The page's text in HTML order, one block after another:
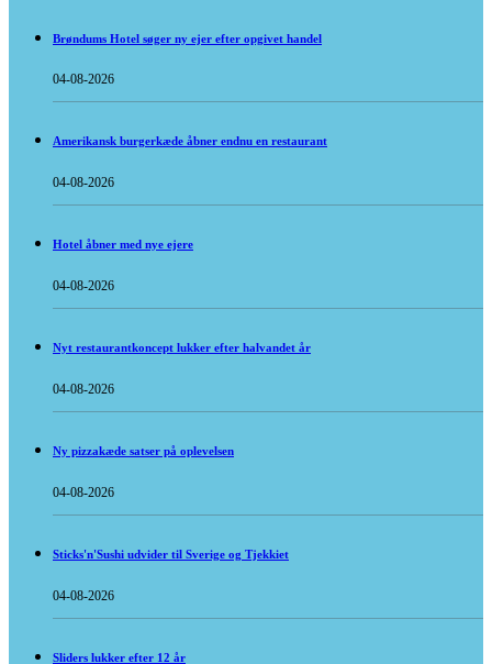
Brøndums Hotel søger ny ejer efter opgivet handel
04-08-2026
Amerikansk burgerkæde åbner endnu en restaurant
04-08-2026
Hotel åbner med nye ejere
04-08-2026
Nyt restaurantkoncept lukker efter halvandet år
04-08-2026
Ny pizzakæde satser på oplevelsen
04-08-2026
Sticks'n'Sushi udvider til Sverige og Tjekkiet
04-08-2026
Sliders lukker efter 12 år